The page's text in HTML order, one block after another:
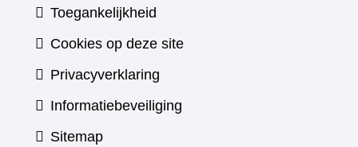
Toegankelijkheid
Cookies op deze site
Privacyverklaring
Informatiebeveiliging
Sitemap